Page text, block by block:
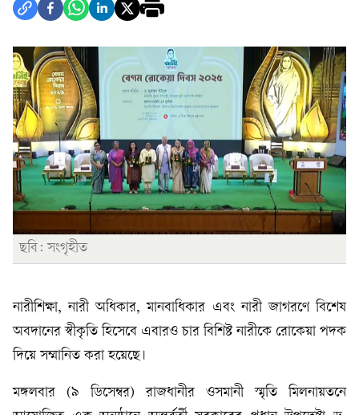
ছবি: সংগৃহীত
নারীশিক্ষা, নারী অধিকার, মানবাধিকার এবং নারী জাগরণে বিশেষ
অবদানের স্বীকৃতি হিসেবে এবারও চার বিশিষ্ট নারীকে রোকেয়া পদক
দিয়ে সম্মানিত করা হয়েছে।
মঙ্গলবার (৯ ডিসেম্বর) রাজধানীর ওসমানী স্মৃতি মিলনায়তনে